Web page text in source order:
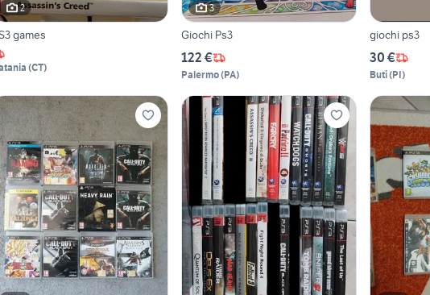
2
games
(CT)
3
Giochi Ps3
122 €
Palermo(PA)
giochi ps3
30 €
Buti(PI)